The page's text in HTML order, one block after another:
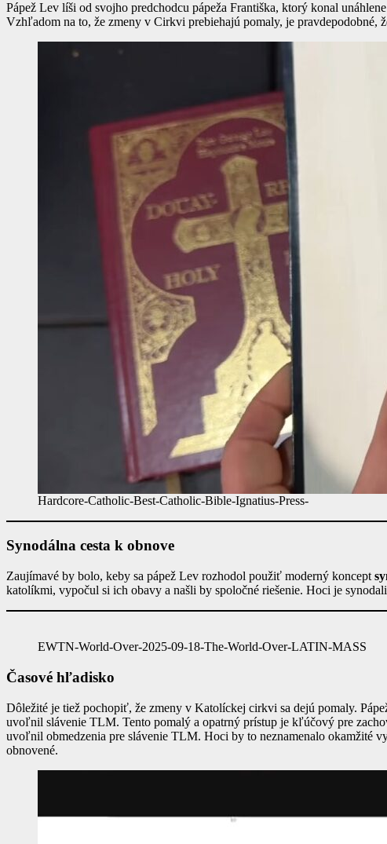
Pápež Lev líši od svojho predchodcu pápeža Františka, ktorý konal
Vzhľadom na to, že zmeny v Cirkvi prebiehajú pomaly, je pravdepodobné,
Hardcore-Catholic-Best-Catholic-Bible-Ignatius-Press-
Synodálna cesta k obnove
Zaujímavé by bolo, keby sa pápež Lev rozhodol použiť moderný koncept
katolíkmi, vypočul si ich obavy a našli by spoločné riešenie. Hoci je
EWTN-World-Over-2025-09-18-The-World-Over-LATIN-MASS
Časové hľadisko
Dôležité je tiež pochopiť, že zmeny v Katolíckej cirkvi sa dejú pomaly.
uvoľnil slávenie TLM. Tento pomalý a opatrný prístup je kľúčový pre
uvoľnil obmedzenia pre slávenie TLM. Hoci by to neznamenalo okamžité
obnovené.